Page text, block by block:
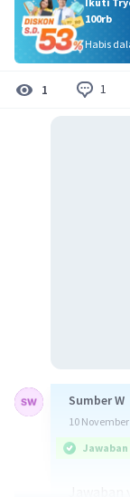
100rb
Habis
1 1
Sumber W
10